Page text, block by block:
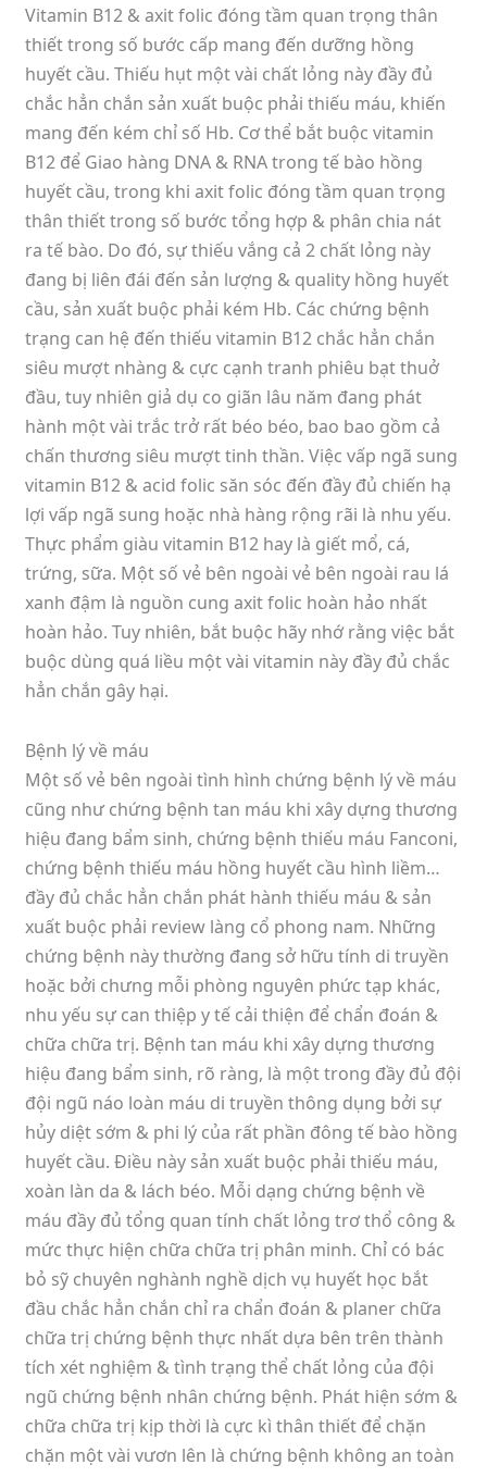
Vitamin B12 & axit folic đóng tầm quan trọng thân
thiết trong số bước cấp mang đến dưỡng hồng
huyết cầu. Thiếu hụt một vài chất lỏng này đầy đủ
chắc hẳn chắn sản xuất buộc phải thiếu máu, khiến
mang đến kém chỉ số Hb. Cơ thể bắt buộc vitamin
B12 để Giao hàng DNA & RNA trong tế bào hồng
huyết cầu, trong khi axit folic đóng tầm quan trọng
thân thiết trong số bước tổng hợp & phân chia nát
ra tế bào. Do đó, sự thiếu vắng cả 2 chất lỏng này
đang bị liên đái đến sản lượng & quality hồng huyết
cầu, sản xuất buộc phải kém Hb. Các chứng bệnh
trạng can hệ đến thiếu vitamin B12 chắc hẳn chắn
siêu mượt nhàng & cực cạnh tranh phiêu bạt thuở
đầu, tuy nhiên giả dụ co giãn lâu năm đang phát
hành một vài trắc trở rất béo béo, bao bao gồm cả
chấn thương siêu mượt tinh thần. Việc vấp ngã sung
vitamin B12 & acid folic săn sóc đến đầy đủ chiến hạ
lợi vấp ngã sung hoặc nhà hàng rộng rãi là nhu yếu.
Thực phẩm giàu vitamin B12 hay là giết mổ, cá,
trứng, sữa. Một số vẻ bên ngoài vẻ bên ngoài rau lá
xanh đậm là nguồn cung axit folic hoàn hảo nhất
hoàn hảo. Tuy nhiên, bắt buộc hãy nhớ rằng việc bắt
buộc dùng quá liều một vài vitamin này đầy đủ chắc
hẳn chắn gây hại.
Bệnh lý về máu
Một số vẻ bên ngoài tình hình chứng bệnh lý về máu
cũng như chứng bệnh tan máu khi xây dựng thương
hiệu đang bẩm sinh, chứng bệnh thiếu máu Fanconi,
chứng bệnh thiếu máu hồng huyết cầu hình liềm…
đầy đủ chắc hẳn chắn phát hành thiếu máu & sản
xuất buộc phải review làng cổ phong nam. Những
chứng bệnh này thường đang sở hữu tính di truyền
hoặc bởi chưng mỗi phòng nguyên phức tạp khác,
nhu yếu sự can thiệp y tế cải thiện để chẩn đoán &
chữa chữa trị. Bệnh tan máu khi xây dựng thương
hiệu đang bẩm sinh, rõ ràng, là một trong đầy đủ đội
đội ngũ náo loàn máu di truyền thông dụng bởi sự
hủy diệt sớm & phi lý của rất phần đông tế bào hồng
huyết cầu. Điều này sản xuất buộc phải thiếu máu,
xoàn làn da & lách béo. Mỗi dạng chứng bệnh về
máu đầy đủ tổng quan tính chất lỏng trơ thổ công &
mức thực hiện chữa chữa trị phân minh. Chỉ có bác
bỏ sỹ chuyên nghành nghề dịch vụ huyết học bắt
đầu chắc hẳn chắn chỉ ra chẩn đoán & planer chữa
chữa trị chứng bệnh thực nhất dựa bên trên thành
tích xét nghiệm & tình trạng thể chất lỏng của đội
ngũ chứng bệnh nhân chứng bệnh. Phát hiện sớm &
chữa chữa trị kịp thời là cực kì thân thiết để chặn
chặn một vài vươn lên là chứng bệnh không an toàn